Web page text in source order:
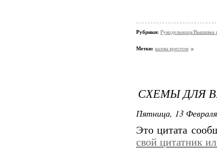
Рубрики: Рукодельница/Вышивка
Метки: каллы крестом
СХЕМЫ ДЛЯ
Пятница, 13
Это цитата
свой цитатник